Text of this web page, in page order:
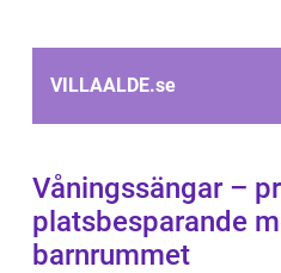
VILLAALDE.se
Våningssängar –
platsbesparande
barnrummet